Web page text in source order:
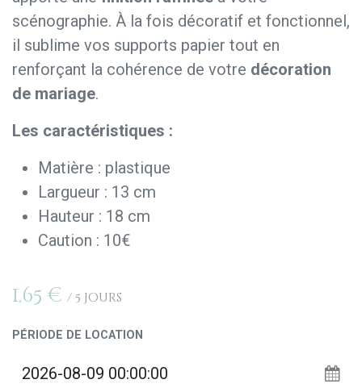
scénographie. À la fois décoratif et fonctionnel,
il sublime vos supports papier tout en
renforçant la cohérence de votre décoration
de mariage.
Les caractéristiques :
Matière : plastique
Largueur : 13 cm
Hauteur : 18 cm
Caution : 10€
1,65 € /5 Jours
PÉRIODE DE LOCATION